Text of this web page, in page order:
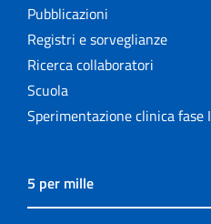
Pubblicazioni
Registri e sorveglianze
Ricerca collaboratori
Scuola
Sperimentazione clinica fase I
5 per mille